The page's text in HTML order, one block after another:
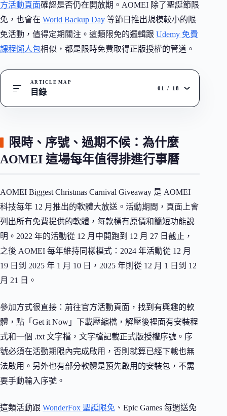
方活動頁面確認是否仍在開放期。AOMEI 除了聖誕節限
免，也會在 World Backup Day 等節日推出規模較小的限
免活動，值得定期關注。這類限免的邏輯跟 Udemy 免費
課程懶人包相似，都是限時免費取得正版授權的管道。
ARTICLE MAP
目錄 01 / 18
限時、序號、過期不候：為什麼
AOMEI 這場每年值得排進行事曆
AOMEI Biggest Christmas Carnival Giveaway 是 AOMEI
科技每年 12 月推出的軟體大放送。活動期間，頁面上會
列出所有免費提供的軟體，每款標有原價和簡短功能說
明。2022 年的活動從 12 月中開跑到 12 月 27 日截止，
之後 AOMEI 每年維持同樣模式：2024 年活動從 12 月
19 日到 2025 年 1 月 10 日，2025 年則從 12 月 1 日到 12
月 21 日。
參加方式很直接：前往官方活動頁面，找到有興趣的軟
體，點「Get it Now」下載壓縮檔，解壓後裡面有安裝程
式和一個 .txt 文字檔，文字檔記載正式版授權序號。序
號必須在活動期限內完成啟用，否則就算已經下載也無
法啟用。另外也有部分軟體是預先啟用的安裝包，不需
要手動輸入序號。
這類活動跟 WonderFox 聖誕限免 、Epic Games 每週送免